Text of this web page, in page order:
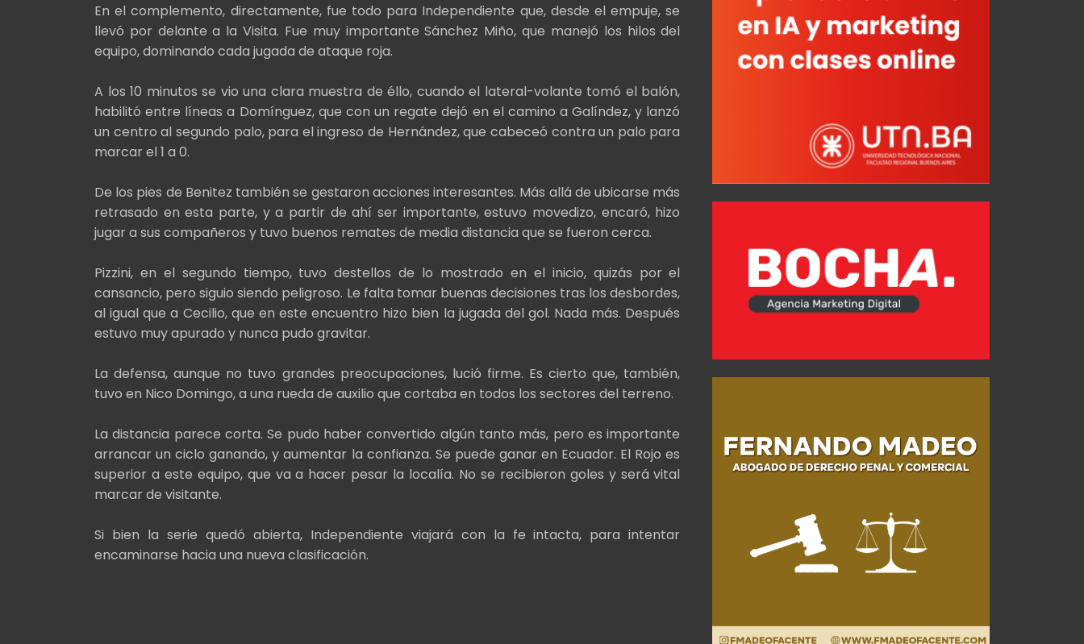
En el complemento, directamente, fue todo para Independiente que, desde el empuje, se
llevó por delante a la Visita. Fue muy importante Sánchez Miño, que manejó los hilos del
equipo, dominando cada jugada de ataque roja.
A los 10 minutos se vio una clara muestra de éllo, cuando el lateral-volante tomó el balón,
habilitó entre líneas a Domínguez, que con un regate dejó en el camino a Galíndez, y lanzó
un centro al segundo palo, para el ingreso de Hernández, que cabeceó contra un palo para
marcar el 1 a 0.
De los pies de Benitez también se gestaron acciones interesantes. Más allá de ubicarse más
retrasado en esta parte, y a partir de ahí ser importante, estuvo movedizo, encaró, hizo
jugar a sus compañeros y tuvo buenos remates de media distancia que se fueron cerca.
Pizzini, en el segundo tiempo, tuvo destellos de lo mostrado en el inicio, quizás por el
cansancio, pero siguio siendo peligroso. Le falta tomar buenas decisiones tras los desbordes,
al igual que a Cecilio, que en este encuentro hizo bien la jugada del gol. Nada más. Después
estuvo muy apurado y nunca pudo gravitar.
La defensa, aunque no tuvo grandes preocupaciones, lució firme. Es cierto que, también,
tuvo en Nico Domingo, a una rueda de auxilio que cortaba en todos los sectores del terreno.
La distancia parece corta. Se pudo haber convertido algún tanto más, pero es importante
arrancar un ciclo ganando, y aumentar la confianza. Se puede ganar en Ecuador. El Rojo es
superior a este equipo, que va a hacer pesar la localía. No se recibieron goles y será vital
marcar de visitante.
Si bien la serie quedó abierta, Independiente viajará con la fe intacta, para intentar
encaminarse hacia una nueva clasificación.